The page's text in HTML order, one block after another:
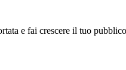
e fai crescere il tuo